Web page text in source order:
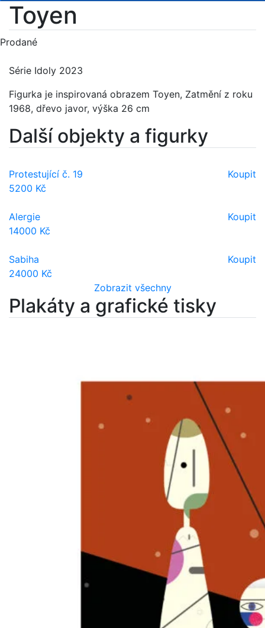
Toyen
Prodané
Série Idoly 2023
Figurka je inspirovaná obrazem Toyen, Zatmění z roku
1968, dřevo javor, výška 26 cm
Další objekty a figurky
Protestující č. 19
5200 Kč
Koupit
Alergie
14000 Kč
Koupit
Sabiha
24000 Kč
Koupit
Zobrazit všechny
Plakáty a grafické tisky